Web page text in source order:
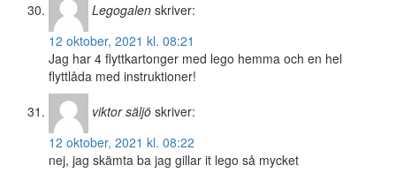
Legogalen skriver:
12 oktober, 2021 kl. 08:21
Jag har 4 flyttkartonger med lego hemma och en hel
flyttlåda med instruktioner!
viktor säljö skriver:
12 oktober, 2021 kl. 08:22
nej, jag skämta ba jag gillar it lego så mycket